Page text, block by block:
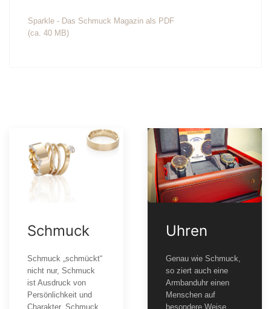
Sparkle - Das Schmuck Magazin als PDF
(ca. 40 MB)
Schmuck
Schmuck „schmückt“
nicht nur, Schmuck
ist Ausdruck von
Persönlichkeit und
Charakter. Schmuck
Uhren
Genau wie Schmuck,
so ziert auch eine
Armbanduhr einen
Menschen auf
besondere Weise.